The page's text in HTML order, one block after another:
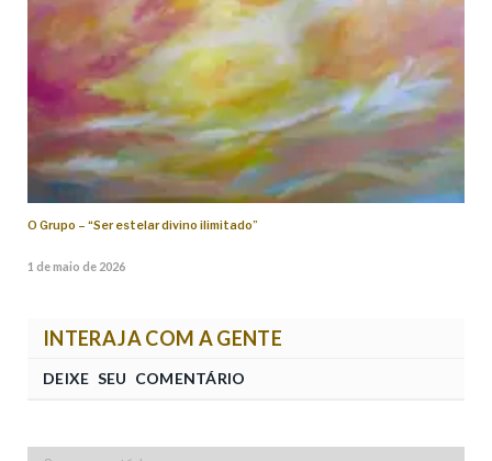
O Grupo – “Ser estelar divino ilimitado”
1 de maio de 2026
INTERAJA COM A GENTE
DEIXE SEU COMENTÁRIO